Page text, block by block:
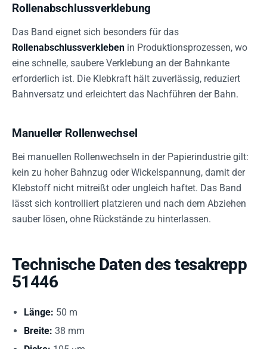
Rollenabschlussverklebung
Das Band eignet sich besonders für das
Rollenabschlussverkleben in Produktionsprozessen, wo
eine schnelle, saubere Verklebung an der Bahnkante
erforderlich ist. Die Klebkraft hält zuverlässig, reduziert
Bahnversatz und erleichtert das Nachführen der Bahn.
Manueller Rollenwechsel
Bei manuellen Rollenwechseln in der Papierindustrie gilt:
kein zu hoher Bahnzug oder Wickelspannung, damit der
Klebstoff nicht mitreißt oder ungleich haftet. Das Band
lässt sich kontrolliert platzieren und nach dem Abziehen
sauber lösen, ohne Rückstände zu hinterlassen.
Technische Daten des tesakrepp
51446
Länge: 50 m
Breite: 38 mm